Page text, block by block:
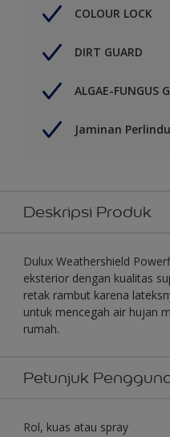
COLOUR LOCK
DIRT GUARD
ALGAE-FUNGUS
Jaminan
Deskripsi Produk
Dulux Weathershield
eksterior dengan kualitas
retak rambut karena
untuk mencegah air hujan
rumah.
Petunjuk
Rol, kuas atau spray